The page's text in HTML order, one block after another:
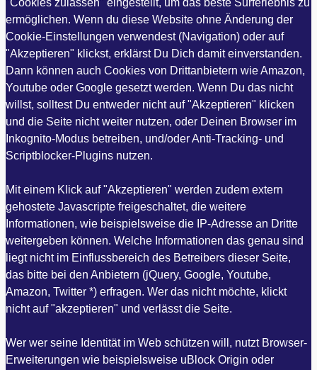
"Cookies zulassen" eingestellt, um das beste Surferlebnis zu
ermöglichen. Wenn du diese Website ohne Änderung der
Cookie-Einstellungen verwendest (Navigation) oder auf
"Akzeptieren" klickst, erklärst Du Dich damit einverstanden.
Dann können auch Cookies von Drittanbietern wie Amazon,
Youtube oder Google gesetzt werden. Wenn Du das nicht
willst, solltest Du entweder nicht auf "Akzeptieren" klicken
und die Seite nicht weiter nutzen, oder Deinen Browser im
Inkognito-Modus betreiben, und/oder Anti-Tracking- und
Scriptblocker-Plugins nutzen.
Mit einem Klick auf "Akzeptieren" werden zudem extern
gehostete Javascripte freigeschaltet, die weitere
Informationen, wie beispielsweise die IP-Adresse an Dritte
weitergeben können. Welche Informationen das genau sind
liegt nicht im Einflussbereich des Betreibers dieser Seite,
das bitte bei den Anbietern (jQuery, Google, Youtube,
Amazon, Twitter *) erfragen. Wer das nicht möchte, klickt
nicht auf "akzeptieren" und verlässt die Seite.
Wer wer seine Identität im Web schützen will, nutzt Browser-
Erweiterungen wie beispielsweise uBlock Origin oder